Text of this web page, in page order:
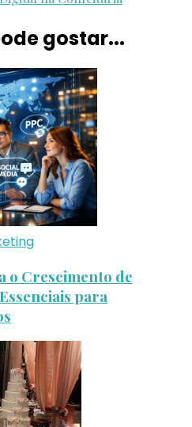
gostar...
Crescimento de
para